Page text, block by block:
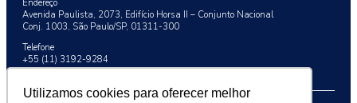
Utilizamos cookies para oferecer melhor
Endereço
Avenida Paulista, 2073, Edifício Horsa II – Conjunto Nacional
Conj. 1003, São Paulo/SP, 01311-300
Telefone
+55 (11) 3192-9284